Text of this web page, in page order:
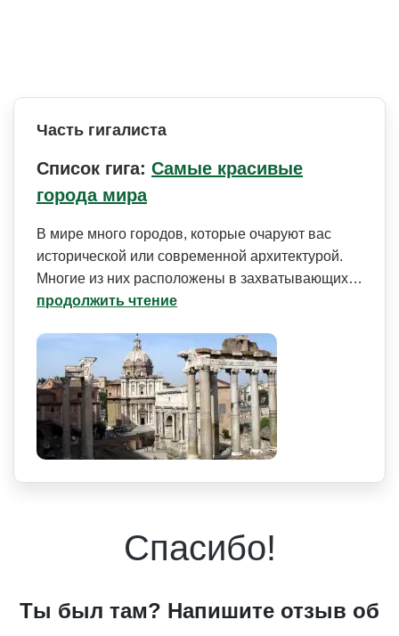
Часть гигалиста
Список гига: Самые красивые
города мира
В мире много городов, которые очаруют вас
исторической или современной архитектурой.
Многие из них расположены в захватывающих…
продолжить чтение
Спасибо!
Ты был там? Напишите отзыв об